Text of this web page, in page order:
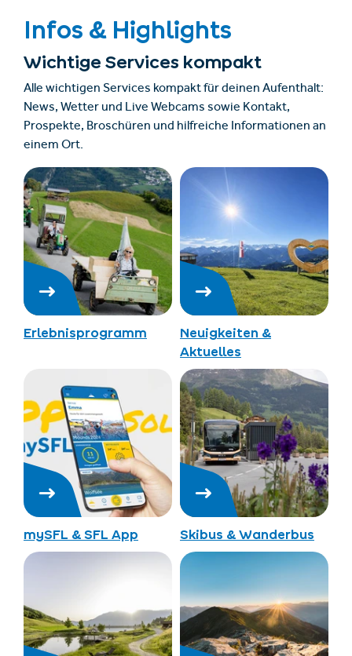
Infos & Highlights
Wichtige Services kompakt
Alle wichtigen Services kompakt für deinen Aufenthalt:
News, Wetter und Live Webcams sowie Kontakt,
Prospekte, Broschüren und hilfreiche Informationen an
einem Ort.
Erlebnisprogramm
Neuigkeiten &
Aktuelles
mySFL & SFL App Skibus & Wanderbus